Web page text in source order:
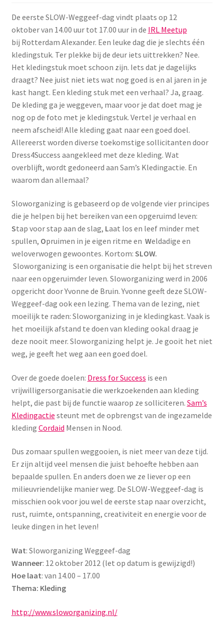
Menstruatiesponsjes
Seksualiteit
Tampons
Stimulatie, vibrators
Verzorgingsproducten
Wasbaar maandverband
Wasbare zoogcompressen
Yoni eggs
Diverse
Contact
De eerste SLOW-Weggeef-dag vindt plaats op 12
oktober van 14.00 uur tot 17.00 uur in de IRL Meetup
bij Rotterdam Alexander. Een leuke dag die je slechts één
kledingstuk. Ter plekke bij de deur iets uittrekken? Nee.
Het kledingstuk moet schoon zijn. Iets dat je dagelijks
draagt? Nee juist niet iets wat nog goed is en al jaren in je
kast hangt. Een kleding stuk met een verhaal? Ja, graag.
De kleding ga je weggeven, maar voor je dat doet mag je
nog op de foto met je kledingstuk. Vertel je verhaal en
neem afscheid! Alle kleding gaat naar een goed doel.
Allereerst worden diverse toekomstige sollicitanten door
Dress4Success aangekleed met deze kleding. Wat
overblijft, wordt gedoneerd aan Sam’s Kledingactie. En
waarom dan allemaal?
Sloworganizing is gebaseerd op de volgende vier principes
die je helpen bij het bereiken van een opgeruimd leven:
Stap voor stap aan de slag, Laat los en leef minder met
spullen, Opruimen in je eigen ritme en Weldadige en
weloverwogen gewoontes. Kortom: SLOW.
Sloworganizing is een organisatie die helpt bij het streven
naar een opgeruimder leven. Sloworganizing werd in 2006
opgericht door Yvonne de Bruin. Yvonne geeft deze SLOW-
Weggeef-dag ook een lezing. Thema van de lezing, niet
moeilijk te raden: Sloworganizing in je kledingkast. Vaak is
het moeilijk afstand te doen van kleding ookal draag je
deze nooit meer. Sloworganizing helpt je. Je gooit het niet
weg, je geeft het weg aan een goed doel.
Over de goede doelen: Dress for Success is een
vrijwilligersorganisatie die werkzoekenden aan kleding
helpt, die past bij de functie waarop ze solliciteren. Sam’s
Kledingactie steunt met de opbrengst van de ingezamelde
kleding Cordaid Mensen in Nood.
Dus zomaar spullen weggooien, is niet meer van deze tijd.
Er zijn altijd veel mensen die juist behoefte hebben aan
bepaalde spullen. En anders doen we ze liever op een
milieuvriendelijke manier weg. De SLOW-Weggeef-dag is
misschien ook voor jou wel de eerste stap naar overzicht,
rust, ruimte, ontspanning, creativiteit en energie voor de
leuke dingen in het leven!
Wat: Sloworganizing Weggeef-dag
Wanneer: 12 oktober 2012 (let op datum is gewijzigd!)
Hoe laat: van 14.00 – 17.00
Thema: Kleding
http://www.sloworganizing.nl/